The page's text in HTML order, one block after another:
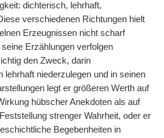
dichterisch, lehrhaft,
verschiedenen Richtungen hielt
Erzeugnissen nicht scharf
Erzählungen verfolgen
den Zweck, darin
lehrhaft niederzulegen und in seinen
legt er größeren Werth auf
hübscher Anekdoten als auf
strenger Wahrheit, oder er
Begebenheiten in